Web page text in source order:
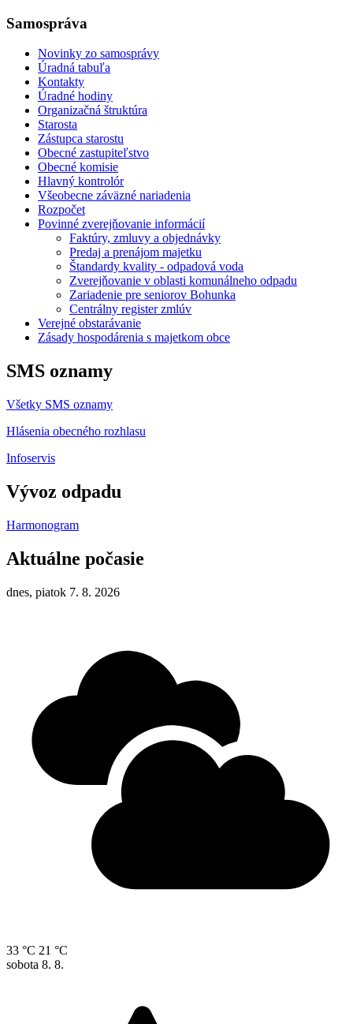
Samospráva
Novinky zo samosprávy
Úradná tabuľa
Kontakty
Úradné hodiny
Organizačná štruktúra
Starosta
Zástupca starostu
Obecné zastupiteľstvo
Obecné komisie
Hlavný kontrolór
Všeobecne záväzné nariadenia
Rozpočet
Povinné zverejňovanie informácií
Faktúry, zmluvy a objednávky
Predaj a prenájom majetku
Štandardy kvality - odpadová voda
Zverejňovanie v oblasti komunálneho odpadu
Zariadenie pre seniorov Bohunka
Centrálny register zmlúv
Verejné obstarávanie
Zásady hospodárenia s majetkom obce
SMS oznamy
Všetky SMS oznamy
Hlásenia obecného rozhlasu
Infoservis
Vývoz odpadu
Harmonogram
Aktuálne počasie
dnes, piatok 7. 8. 2026
33 °C 21 °C
sobota 8. 8.